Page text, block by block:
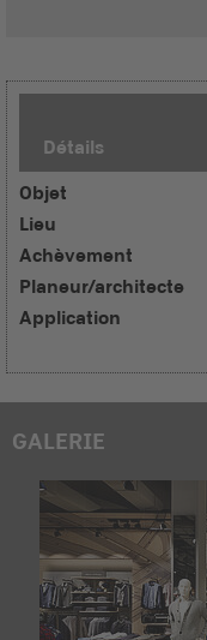
Détails
Objet
Lieu
Achèvement
Planeur/architecte
Application
GALERIE